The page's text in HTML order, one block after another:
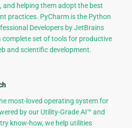
and helping them adopt the best
practices. PyCharm is the Python
Developers by JetBrains
complete set of tools for productive
and scientific development.
most-loved operating system for
by our Utility-Grade AI™ and
know-how, we help utilities